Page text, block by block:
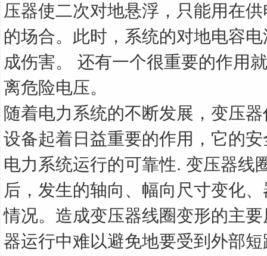
压器使二次对地悬浮，只能用在
的场合。此时，系统的对地电容
成伤害。 还有一个很重要的作用
离危险电压。
随着电力系统的不断发展，变压
设备起着日益重要的作用，它的
电力系统运行的可靠性. 变压器线
后，发生的轴向、幅向尺寸变化
情况。造成变压器线圈变形的主
器运行中难以避免地要受到外部